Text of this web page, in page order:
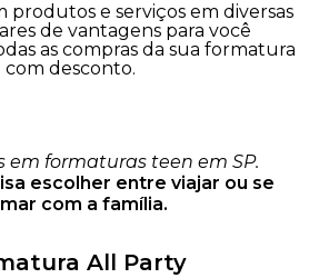
produtos e serviços em diversas
de vantagens para você
as compras da sua formatura
com desconto.
em formaturas teen em SP.
escolher entre viajar ou se
com a família.
All Party